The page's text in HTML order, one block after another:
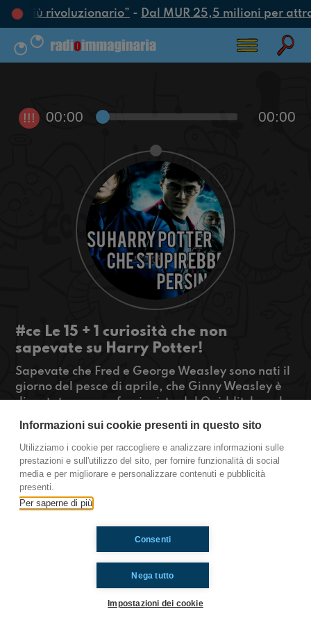
più rivoluzionario”- Dal MUR 25,5 milioni per
!!! 00:00 00:00
#ce Le 15 + 1 curiosità che non
sapevate su Harry Potter!
Sapevate che Fred e George Weasley sono nati il
giorno del pesce di aprile, che Ginny Weasley è
diventata una professionista del Quidditch, o che
Queste curiosità ed altro nella nuova puntata di
#ce!
#OkkinSu www.radioimmaginaria.it
Caserta
Ti è piaciuto? Condividilo!
Informazioni sui cookie presenti in questo sito
Utilizziamo i cookie per raccogliere e analizzare informazioni sulle
prestazioni e sull'utilizzo del sito, per fornire funzionalità di social
media e per migliorare e personalizzare contenuti e pubblicità
presenti.
Per saperne di più
Nega tutto
Consenti
Impostazioni dei cookie